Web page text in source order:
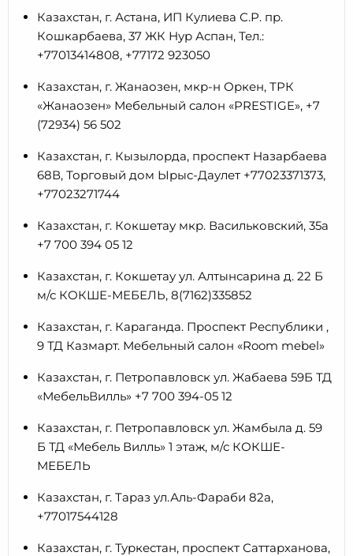
Казахстан, г. Астана, ИП Кулиева С.Р. пр.
Кошкарбаева, 37 ЖК Нур Аспан, Тел.:
+77013414808, +77172 923050
Казахстан, г. Жанаозен, мкр-н Оркен, ТРК
«Жанаозен» Мебельный салон «PRESTIGE», +7
(72934) 56 502
Казахстан, г. Кызылорда, проспект Назарбаева
68В, Торговый дом Ырыс-Даулет +77023371373,
+77023271744
Казахстан, г. Кокшетау мкр. Васильковский, 35а
+7 700 394 05 12
Казахстан, г. Кокшетау ул. Алтынсарина д. 22 Б
м/с КОКШЕ-МЕБЕЛЬ, 8(7162)335852
Казахстан, г. Караганда. Проспект Республики ,
9 ТД Казмарт. Мебельный салон «Room mebel»
Казахстан, г. Петропавловск ул. Жабаева 59Б ТД
«МебельВилль» +7 700 394-05 12
Казахстан, г. Петропавловск ул. Жамбыла д. 59
Б ТД «Мебель Вилль» 1 этаж, м/с КОКШЕ-
МЕБЕЛЬ
Казахстан, г. Тараз ул.Аль-Фараби 82а,
+77017544128
Казахстан, г. Туркестан, проспект Саттарханова,